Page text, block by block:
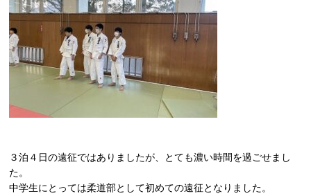
３泊４日の遠征ではありましたが、とても濃い時間を過ごせまし
た。
中学生にとっては柔道部として初めての遠征となりました。